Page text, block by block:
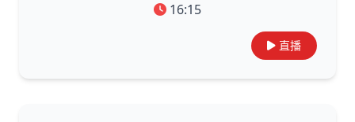
16:15
直播